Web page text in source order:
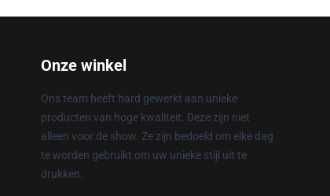
Onze winkel
Ons team heeft hard gewerkt aan unieke
producten van hoge kwaliteit. Deze zijn niet
alleen voor de show. Ze zijn bedoeld om elke dag
te worden gebruikt om uw unieke stijl uit te
drukken.